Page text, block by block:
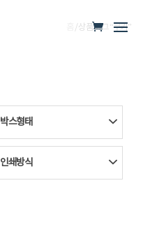
/ 상품 태그 “쿠키”
박스형태
인쇄방식